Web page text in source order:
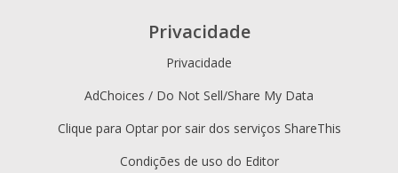
Privacidade
Privacidade
AdChoices / Do Not Sell/Share My Data
Clique para Optar por sair dos serviços ShareThis
Condições de uso do Editor